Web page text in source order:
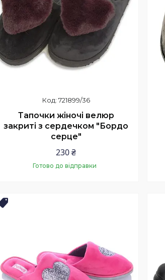
721899/36
Тапочки жіночі велюр
закриті з сердечком "Бордо
серце"
230 ₴
Готово до відправки